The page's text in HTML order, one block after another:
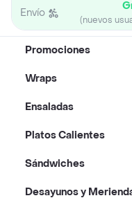
Envío
(nuevos
Promociones
Wraps
Ensaladas
Platos Calientes
Sándwiches
Desayunos y